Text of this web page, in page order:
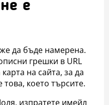
е
да бъде намерена.
грешки в URL
на сайта, за да
което търсите.
изпратете имейл